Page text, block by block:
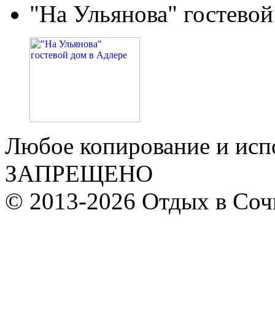
"На Ульянова"
Любое копирование и
ЗАПРЕЩЕНО
© 2013-2026 Отдых в